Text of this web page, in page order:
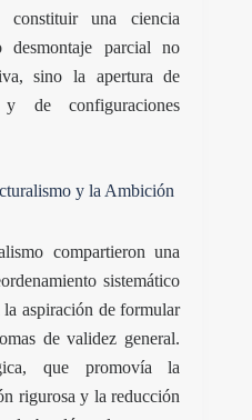
constituir una ciencia
parcial no
sino la apertura de
de configuraciones
y la Ambición
compartieron una
sistemático
la aspiración de formular
de validez general.
que promovía la
rigurosa y la reducción